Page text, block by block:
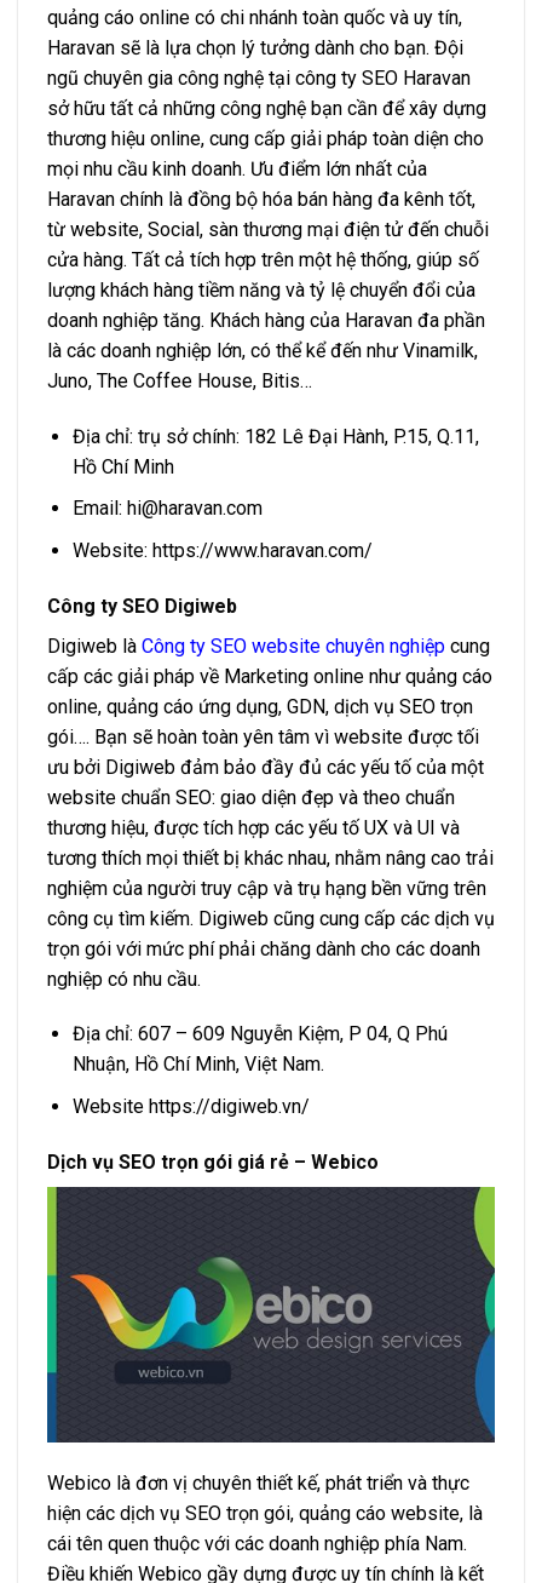
quảng cáo online có chi nhánh toàn quốc và uy tín,
Haravan sẽ là lựa chọn lý tưởng dành cho bạn. Đội
ngũ chuyên gia công nghệ tại công ty SEO Haravan
sở hữu tất cả những công nghệ bạn cần để xây dựng
thương hiệu online, cung cấp giải pháp toàn diện cho
mọi nhu cầu kinh doanh. Ưu điểm lớn nhất của
Haravan chính là đồng bộ hóa bán hàng đa kênh tốt,
từ website, Social, sàn thương mại điện tử đến chuỗi
cửa hàng. Tất cả tích hợp trên một hệ thống, giúp số
lượng khách hàng tiềm năng và tỷ lệ chuyển đổi của
doanh nghiệp tăng. Khách hàng của Haravan đa phần
là các doanh nghiệp lớn, có thể kể đến như Vinamilk,
Juno, The Coffee House, Bitis…
Địa chỉ: trụ sở chính: 182 Lê Đại Hành, P.15, Q.11,
Hồ Chí Minh
Email: hi@haravan.com
Website: https://www.haravan.com/
Công ty SEO Digiweb
Digiweb là Công ty SEO website chuyên nghiệp cung
cấp các giải pháp về Marketing online như quảng cáo
online, quảng cáo ứng dụng, GDN, dịch vụ SEO trọn
gói…. Bạn sẽ hoàn toàn yên tâm vì website được tối
ưu bởi Digiweb đảm bảo đầy đủ các yếu tố của một
website chuẩn SEO: giao diện đẹp và theo chuẩn
thương hiệu, được tích hợp các yếu tố UX và UI và
tương thích mọi thiết bị khác nhau, nhằm nâng cao trải
nghiệm của người truy cập và trụ hạng bền vững trên
công cụ tìm kiếm. Digiweb cũng cung cấp các dịch vụ
trọn gói với mức phí phải chăng dành cho các doanh
nghiệp có nhu cầu.
Địa chỉ: 607 – 609 Nguyễn Kiệm, P 04, Q Phú
Nhuận, Hồ Chí Minh, Việt Nam.
Website https://digiweb.vn/
Dịch vụ SEO trọn gói giá rẻ – Webico
Webico là đơn vị chuyên thiết kế, phát triển và thực
hiện các dịch vụ SEO trọn gói, quảng cáo website, là
cái tên quen thuộc với các doanh nghiệp phía Nam.
Điều khiến Webico gầy dựng được uy tín chính là kết